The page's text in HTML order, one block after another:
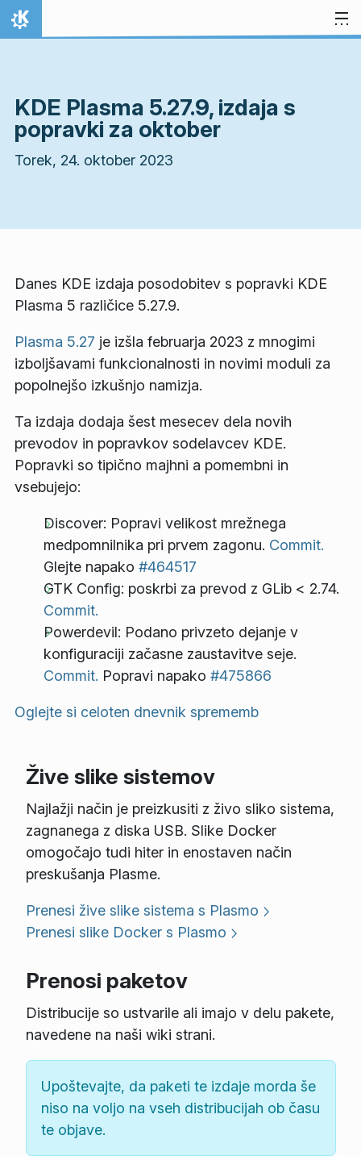
Preskoči na vsebino
Domov
KDE Plasma 5.27.9, izdaja s
popravki za oktober
Torek, 24. oktober 2023
Danes KDE izdaja posodobitev s popravki KDE
Plasma 5 različice 5.27.9.
Plasma 5.27 je izšla februarja 2023 z mnogimi
izboljšavami funkcionalnosti in novimi moduli za
popolnejšo izkušnjo namizja.
Ta izdaja dodaja šest mesecev dela novih
prevodov in popravkov sodelavcev KDE.
Popravki so tipično majhni a pomembni in
vsebujejo:
Discover: Popravi velikost mrežnega
medpomnilnika pri prvem zagonu. Commit.
Glejte napako #464517
GTK Config: poskrbi za prevod z GLib < 2.74.
Commit.
Powerdevil: Podano privzeto dejanje v
konfiguraciji začasne zaustavitve seje.
Commit. Popravi napako #475866
Oglejte si celoten dnevnik sprememb
Žive slike sistemov
Najlažji način je preizkusiti z živo sliko sistema,
zagnanega z diska USB. Slike Docker
omogočajo tudi hiter in enostaven način
preskušanja Plasme.
Prenesi žive slike sistema s Plasmo
Prenesi slike Docker s Plasmo
Prenosi paketov
Distribucije so ustvarile ali imajo v delu pakete,
navedene na naši wiki strani.
Upoštevajte, da paketi te izdaje morda še
niso na voljo na vseh distribucijah ob času
te objave.